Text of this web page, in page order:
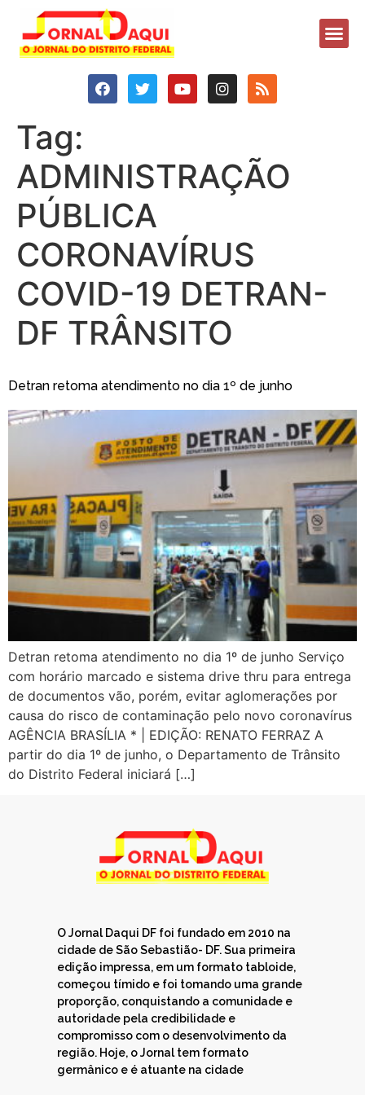
Tag:
ADMINISTRAÇÃO
PÚBLICA
CORONAVÍRUS
COVID-19 DETRAN-
DF TRÂNSITO
Detran retoma atendimento no dia 1º de junho
Detran retoma atendimento no dia 1º de junho Serviço
com horário marcado e sistema drive thru para entrega
de documentos vão, porém, evitar aglomerações por
causa do risco de contaminação pelo novo coronavírus
AGÊNCIA BRASÍLIA * | EDIÇÃO: RENATO FERRAZ A
partir do dia 1º de junho, o Departamento de Trânsito
do Distrito Federal iniciará […]
O Jornal Daqui DF foi fundado em 2010 na
cidade de São Sebastião- DF. Sua primeira
edição impressa, em um formato tabloide,
começou tímido e foi tomando uma grande
proporção, conquistando a comunidade e
autoridade pela credibilidade e
compromisso com o desenvolvimento da
região. Hoje, o Jornal tem formato
germânico e é atuante na cidade